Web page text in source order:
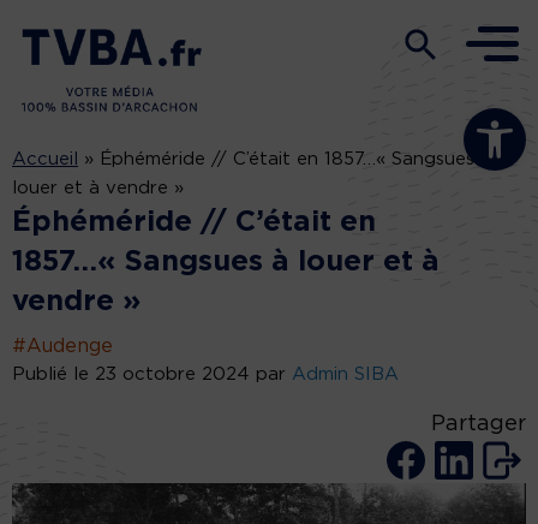
Ouvrir la
Accueil » Éphéméride // C’était en 1857…« Sangsues à
louer et à vendre »
Éphéméride // C’était en
1857…« Sangsues à louer et à
vendre »
#Audenge
Publié le 23 octobre 2024 par Admin SIBA
Partager